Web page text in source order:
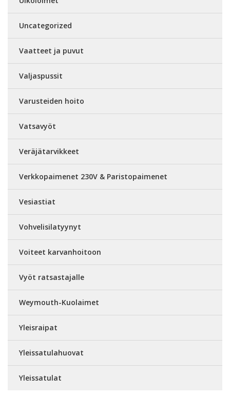
Uncategorized
Vaatteet ja puvut
Valjaspussit
Varusteiden hoito
Vatsavyöt
Veräjätarvikkeet
Verkkopaimenet 230V & Paristopaimenet
Vesiastiat
Vohvelisilatyynyt
Voiteet karvanhoitoon
Vyöt ratsastajalle
Weymouth-Kuolaimet
Yleisraipat
Yleissatulahuovat
Yleissatulat